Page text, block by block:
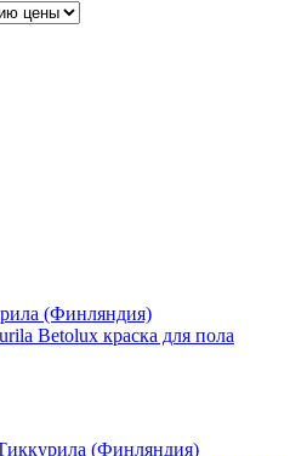
Betolux краска для пола